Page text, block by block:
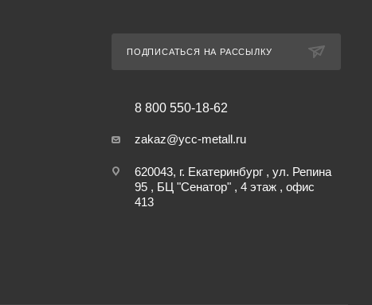
ПОДПИСАТЬСЯ НА РАССЫЛКУ
8 800 550-18-62
zakaz@ycc-metall.ru
620043, г. Екатеринбург , ул. Репина
95 , БЦ "Сенатор" , 4 этаж , офис
413